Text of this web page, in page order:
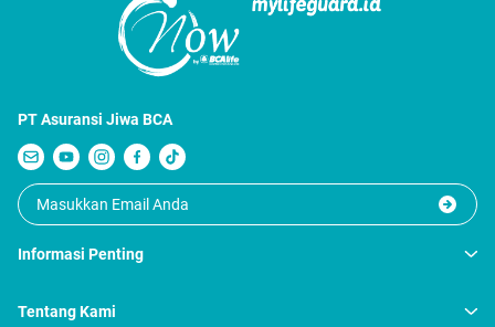
PT Asuransi Jiwa BCA
Informasi Penting
Tentang Kami